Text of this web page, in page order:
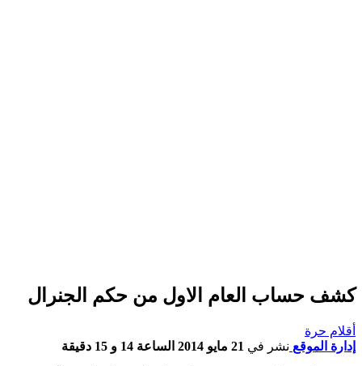
كشف حساب العام الاول من حكم الجنرال
أقلام حرة
إدارة الموقع نشر في 21 مايو 2014 الساعة 14 و 15 دقيقة